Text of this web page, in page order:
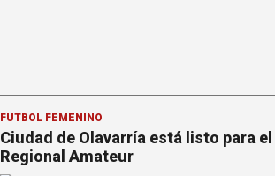
FÚTBOL FEMENINO
Ciudad de Olavarría está listo para el
Regional Amateur